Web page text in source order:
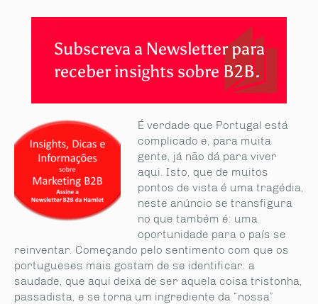
Subscreva a Newsletter para
receber insights sobre B2B.
É verdade que Portugal está
complicado e, para muita
gente, já não dá para viver
aqui. Isto, que de muitos
pontos de vista é uma tragédia,
neste anúncio se transfigura
no que também é: uma
oportunidade para o país se
reinventar. Começando pelo sentimento com que os
portugueses mais gostam de se identificar: a
saudade, que aqui deixa de ser aquela coisa tristonha,
passadista, e se torna um ingrediente da “nossa”